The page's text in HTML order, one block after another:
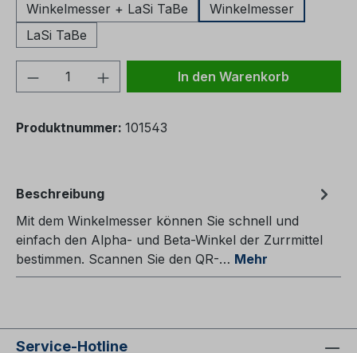
Winkelmesser + LaSi TaBe
Winkelmesser
LaSi TaBe
Produkt Anzahl: Gib denIn den Warenkorb
Produktnummer: 101543
Beschreibung
Mit dem Winkelmesser können Sie schnell und
einfach den Alpha- und Beta-Winkel der Zurrmittel
bestimmen. Scannen Sie den QR-… Mehr
Service-Hotline